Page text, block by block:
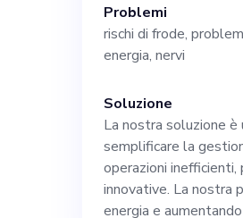
Problemi
rischi di frode,
energia, nervi
Soluzione
La nostra soluzione
semplificare la
operazioni
innovative. La nostra
energia e